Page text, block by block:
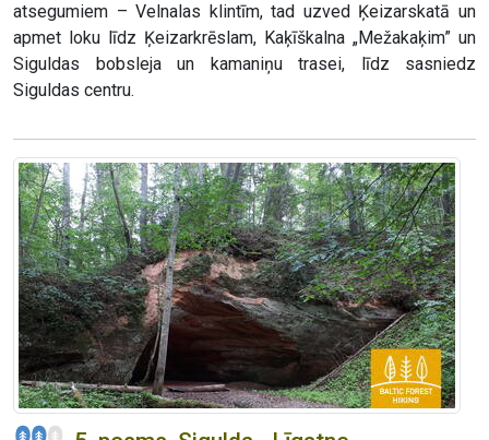
atsegumiem – Velnalas klintīm, tad uzved Ķeizarskatā un
apmet loku līdz Ķeizarkrēslam, Kaķīškalna „Mežakaķim” un
Siguldas bobsleja un kamaniņu trasei, līdz sasniedz
Siguldas centru.